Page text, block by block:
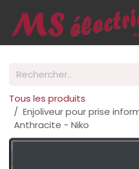
Tous les produits
Enjoliveur pour prise
Anthracite - Niko